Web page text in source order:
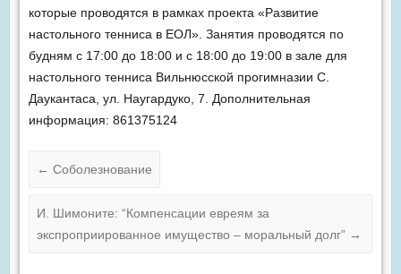
которые проводятся в рамках проекта «Развитие
настольного тенниса в ЕОЛ». Занятия проводятся по
будням с 17:00 до 18:00 и с 18:00 до 19:00 в зале для
настольного тенниса Вильнюсской прогимназии С.
Даукантаса, ул. Наугардуко, 7. Дополнительная
информация: 861375124
← Соболезнование
И. Шимоните: “Компенсации евреям за
экспроприированное имущество – моральный долг” →